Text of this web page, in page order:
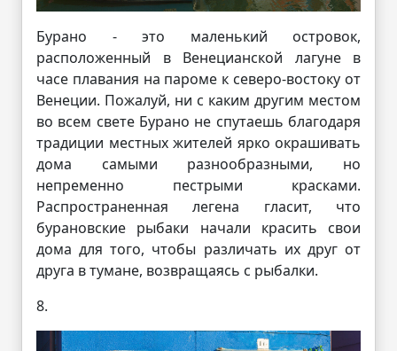
Бурано - это маленький островок,
расположенный в Венецианской лагуне в
часе плавания на пароме к северо-востоку от
Венеции. Пожалуй, ни с каким другим местом
во всем свете Бурано не спутаешь благодаря
традиции местных жителей ярко окрашивать
дома самыми разнообразными, но
непременно пестрыми красками.
Распространенная легена гласит, что
бурановские рыбаки начали красить свои
дома для того, чтобы различать их друг от
друга в тумане, возвращаясь с рыбалки.
8.